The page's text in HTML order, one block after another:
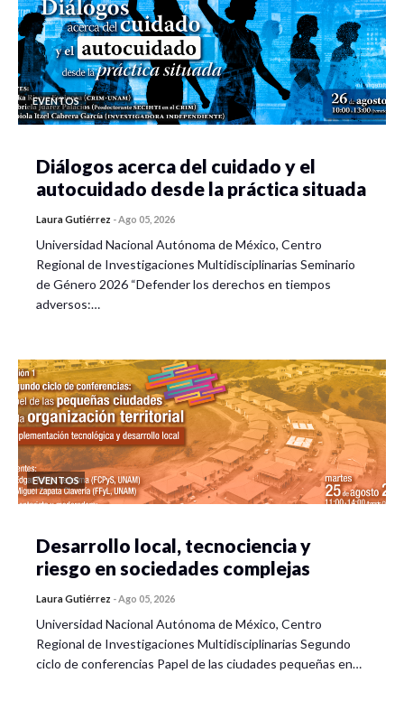
EVENTOS
Diálogos acerca del cuidado y el
autocuidado desde la práctica situada
Laura Gutiérrez -Ago 05, 2026
Universidad Nacional Autónoma de México, Centro
Regional de Investigaciones Multidisciplinarias Seminario
de Género 2026 “Defender los derechos en tiempos
adversos:…
EVENTOS
Desarrollo local, tecnociencia y
riesgo en sociedades complejas
Laura Gutiérrez -Ago 05, 2026
Universidad Nacional Autónoma de México, Centro
Regional de Investigaciones Multidisciplinarias Segundo
ciclo de conferencias Papel de las ciudades pequeñas en…